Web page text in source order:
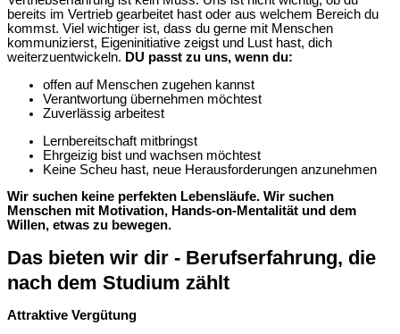
bereits im Vertrieb gearbeitet hast oder aus welchem Bereich du
kommst. Viel wichtiger ist, dass du gerne mit Menschen
kommunizierst, Eigeninitiative zeigst und Lust hast, dich
weiterzuentwickeln. DU passt zu uns, wenn du:
offen auf Menschen zugehen kannst
Verantwortung übernehmen möchtest
Zuverlässig arbeitest
Lernbereitschaft mitbringst
Ehrgeizig bist und wachsen möchtest
Keine Scheu hast, neue Herausforderungen anzunehmen
Wir suchen keine perfekten Lebensläufe. Wir suchen
Menschen mit Motivation, Hands-on-Mentalität und dem
Willen, etwas zu bewegen.
Das bieten wir dir - Berufserfahrung, die
nach dem Studium zählt
Attraktive Vergütung